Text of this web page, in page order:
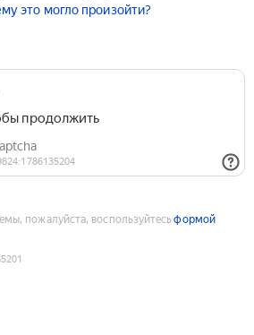
это могло произойти?
пожалуйста, воспользуйтесьформой